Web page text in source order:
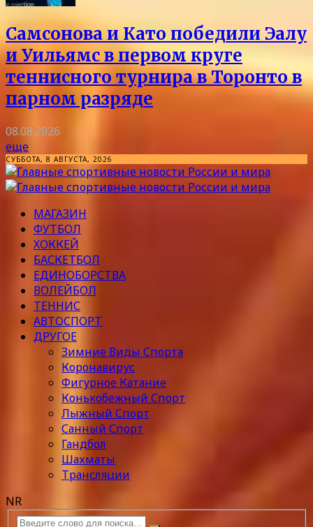
Самсонова и Като победили Эалу
и Уильямс в первом круге
теннисного турнира в Торонто в
парном разряде
08.08.2026
еще
СУББОТА, 8 АВГУСТА, 2026
МАГАЗИН
ФУТБОЛ
ХОККЕЙ
БАСКЕТБОЛ
ЕДИНОБОРСТВА
ВОЛЕЙБОЛ
ТЕННИС
АВТОСПОРТ
ДРУГОЕ
Зимние Виды Спорта
Коронавирус
Фигурное Катание
Конькобежный Спорт
Лыжный Спорт
Санный Спорт
Гандбол
Шахматы
Трансляции
NR